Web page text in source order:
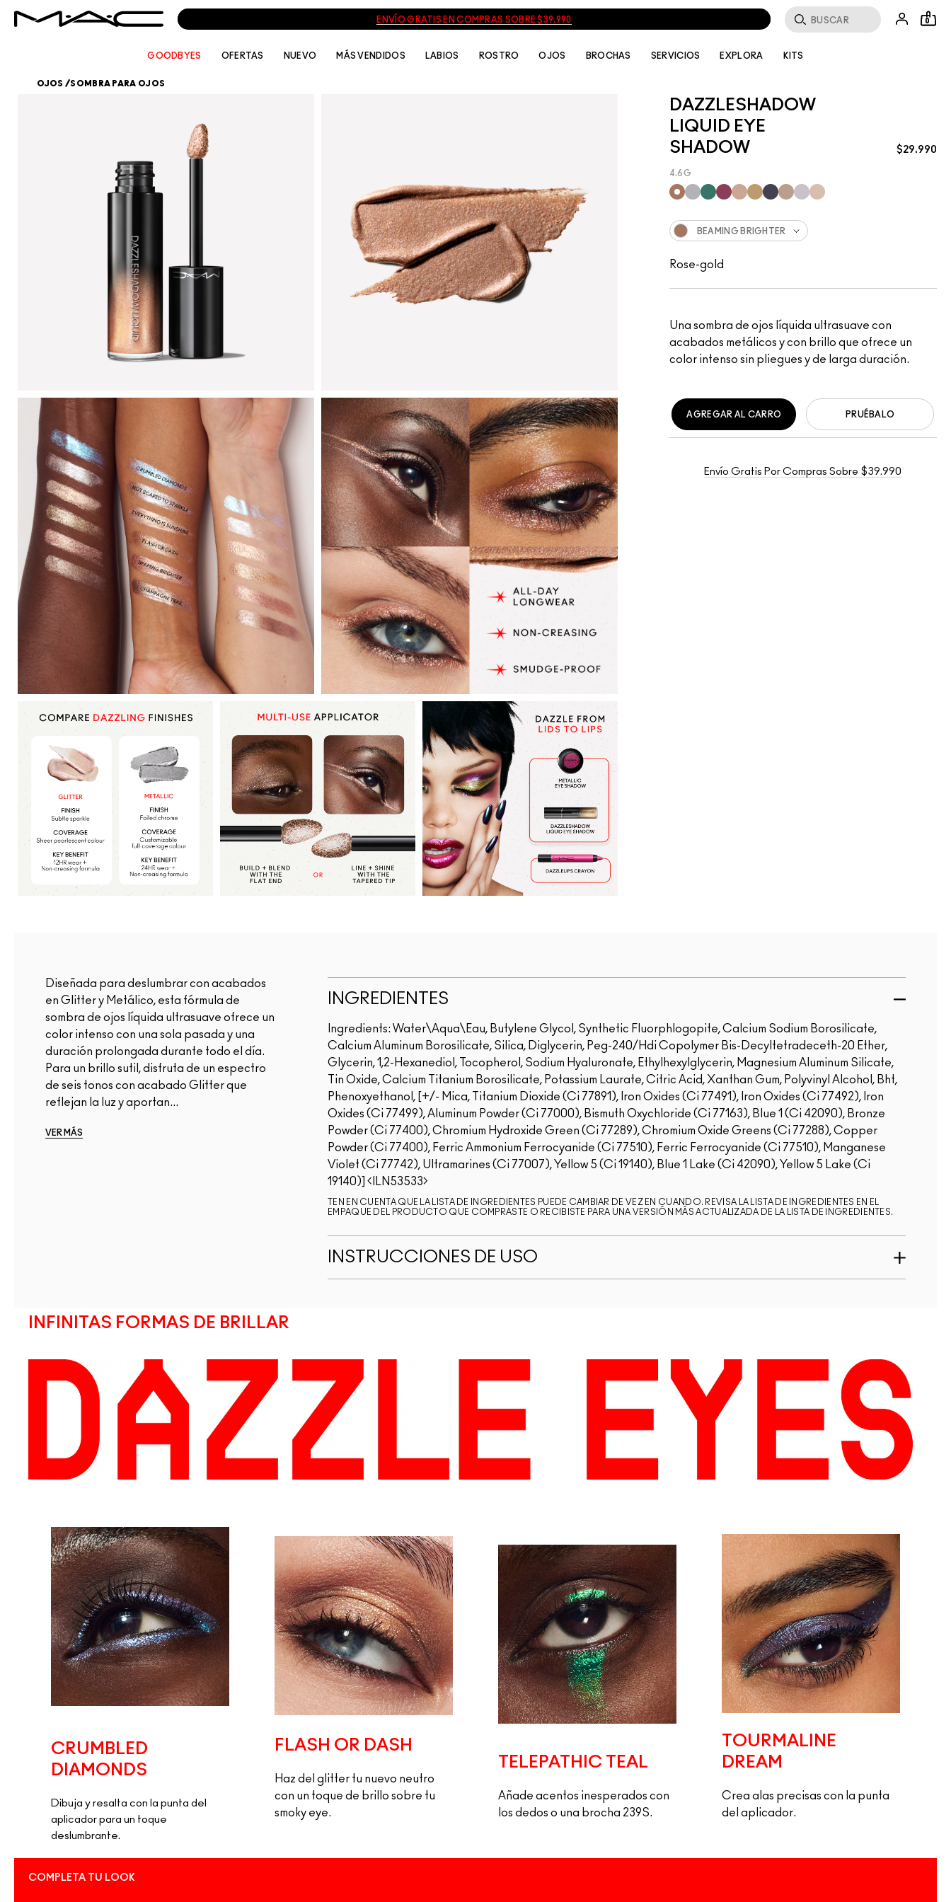
ENVÍO GRATIS EN COMPRAS SOBRE $39.990
Buscar
0
GOODBYES OFERTAS NUEVO MÁS VENDIDOS LABIOS ROSTRO OJOS BROCHAS SERVICIOS EXPLORA KITS
OJOS /SOMBRA PARA OJOS
DAZZLESHADOW
LIQUID EYE
SHADOW
$29.990
4.6G
Una sombra de ojos líquida ultrasuave con
acabados metálicos y con brillo que ofrece un
color intenso sin pliegues y de larga duración.
BEAMING BRIGHTER
Rose-gold
PRUÉBALO
AGREGAR AL CARRO
Envío Gratis Por Compras Sobre $39.990
Diseñada para deslumbrar con acabados
en Glitter y Metálico, esta fórmula de
sombra de ojos líquida ultrasuave ofrece un
color intenso con una sola pasada y una
duración prolongada durante todo el día.
Para un brillo sutil, disfruta de un espectro
de seis tonos con acabado Glitter que
reflejan la luz y aportan...
VER MÁS
INGREDIENTES
Ingredients: Water\Aqua\Eau, Butylene Glycol, Synthetic Fluorphlogopite, Calcium Sodium Borosilicate,
Calcium Aluminum Borosilicate, Silica, Diglycerin, Peg-240/Hdi Copolymer Bis-Decyltetradeceth-20 Ether,
Glycerin, 1,2-Hexanediol, Tocopherol, Sodium Hyaluronate, Ethylhexylglycerin, Magnesium Aluminum Silicate,
Tin Oxide, Calcium Titanium Borosilicate, Potassium Laurate, Citric Acid, Xanthan Gum, Polyvinyl Alcohol, Bht,
Phenoxyethanol, [+/- Mica, Titanium Dioxide (Ci 77891), Iron Oxides (Ci 77491), Iron Oxides (Ci 77492), Iron
Oxides (Ci 77499), Aluminum Powder (Ci 77000), Bismuth Oxychloride (Ci 77163), Blue 1 (Ci 42090), Bronze
Powder (Ci 77400), Chromium Hydroxide Green (Ci 77289), Chromium Oxide Greens (Ci 77288), Copper
Powder (Ci 77400), Ferric Ammonium Ferrocyanide (Ci 77510), Ferric Ferrocyanide (Ci 77510), Manganese
Violet (Ci 77742), Ultramarines (Ci 77007), Yellow 5 (Ci 19140), Blue 1 Lake (Ci 42090), Yellow 5 Lake (Ci
19140)]
ILN53533
TEN EN CUENTA QUE LA LISTA DE INGREDIENTES PUEDE CAMBIAR DE VEZ EN CUANDO. REVISA LA LISTA DE INGREDIENTES EN EL
EMPAQUE DEL PRODUCTO QUE COMPRASTE O RECIBISTE PARA UNA VERSIÓN MÁS ACTUALIZADA DE LA LISTA DE INGREDIENTES.
INSTRUCCIONES DE USO
INFINITAS FORMAS DE BRILLAR
CRUMBLED
DIAMONDS
Dibuja y resalta con la punta del
aplicador para un toque
deslumbrante.
FLASH OR DASH
Haz del glitter tu nuevo neutro
con un toque de brillo sobre tu
smoky eye.
TELEPATHIC TEAL
Añade acentos inesperados con
los dedos o una brocha 239S.
TOURMALINE
DREAM
Crea alas precisas con la punta
del aplicador.
COMPLETA TU LOOK